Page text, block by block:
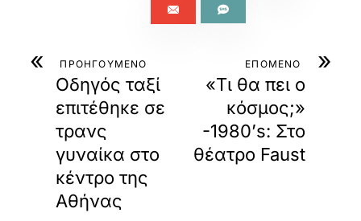
« ΠΡΟΗΓΟΥΜΕΝΟ
Οδηγός ταξί
επιτέθηκε σε
τρανς
γυναίκα στο
κέντρο της
Αθήνας
»
ΕΠΟΜΕΝΟ
«Τι θα πει ο
κόσμος;»
-1980’s: Στο
θέατρο Faust